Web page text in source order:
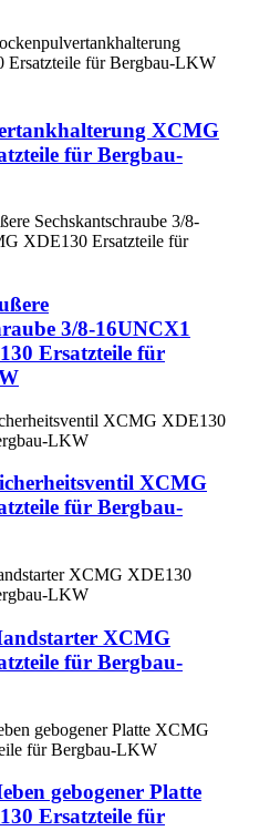
XCMG
für Bergbau-
3/8-16UNCX1
Ersatzteile für
XCMG
für Bergbau-
XCMG
für Bergbau-
gebogener Platte
Ersatzteile für